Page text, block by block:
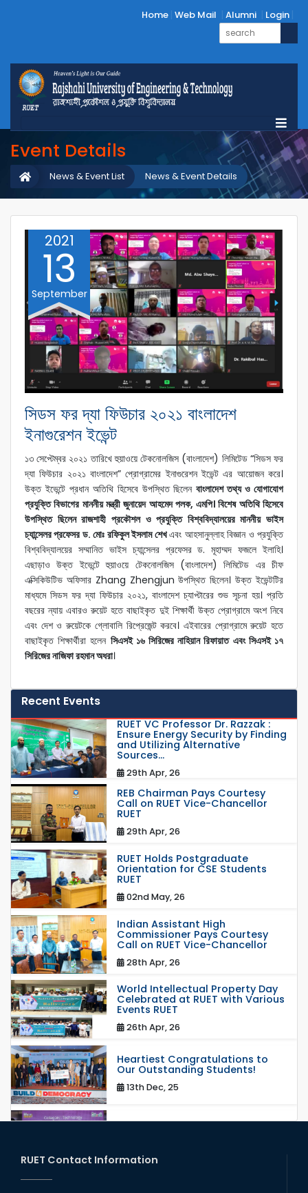
Home Web Mail Alumni Login
Event Details
News & Event Details
News & Event List
2021
13
September
সিডস ফর দ্যা ফিউচার ২০২১ বাংলাদেশ
ইনাগুরেশন ইভেন্ট
১৩ সেপ্টেম্বর ২০২১ তারিখে হুয়াওয়ে টেকনোলজিস (বাংলাদেশ) লিমিটেড “সিডস ফর
দ্যা ফিউচার ২০২১ বাংলাদেশ” প্রোগ্রামের ইনাগুরেশন ইভেন্ট এর আয়োজন করে।
উক্ত ইভেন্টে প্রধান অতিথি হিসেবে উপস্থিত ছিলেনবাংলাদেশ তথ্য ও যোগাযোগ
প্রযুক্তি বিভাগের মাননীয় মন্ত্রী জুনায়েদ আহমেদ পলক, এমপি। বিশেষ অতিথি হিসেবে
উপস্থিত ছিলেন রাজশাহী প্রকৌশল ও প্রযুক্তি বিশ্ববিদ্যালয়ের মাননীয় ভাইস
চ্যান্সেলর প্রফেসর ড. মোঃ রফিকুল ইসলাম শেখএবং আহসানুল্লাহ বিজ্ঞান ও প্রযুক্তি
বিশ্ববিদ্যালয়ের সম্মানিত ভাইস চ্যান্সেলর প্রফেসর ড. মূহাম্মদ ফজলে ইলাহি।
এছাড়াও উক্ত ইভেন্টে হুয়াওয়ে টেকনোলজিস (বাংলাদেশ) লিমিটেড এর চীফ
এক্সিকিউটিভ অফিসার Zhang Zhengjun উপস্থিত ছিলেন। উক্ত ইভেন্টটির
মাধ্যমে সিডস ফর দ্যা ফিউচার ২০২১, বাংলাদেশ চ্যাপ্টারের শুভ সূচনা হয়। প্রতি
বছরের ন্যায় এবারও রুয়েট হতে বাছাইকৃত দুই শিক্ষার্থী উক্ত প্রোগ্রামে অংশ নিবে
এবং দেশ ও রুয়েটকে গ্লোবালি রিপ্রেজেন্ট করবে। এইবারের প্রোগ্রামে রুয়েট হতে
বাছাইকৃত শিক্ষার্থীরা হলেন সিএসই ১৬ সিরিজের নাহিয়ান রিফায়াত এবং সিএসই ১৭
সিরিজের নাজিফা রহমান অধরা।
Recent Events
RUET VC Professor Dr. Razzak :
Ensure Energy Security by Finding
and Utilizing Alternative
Sources...
29th Apr, 26
REB Chairman Pays Courtesy
Call on RUET Vice-Chancellor
RUET
29th Apr, 26
RUET Holds Postgraduate
Orientation for CSE Students
RUET
02nd May, 26
Indian Assistant High
Commissioner Pays Courtesy
Call on RUET Vice-Chancellor
28th Apr, 26
World Intellectual Property Day
Celebrated at RUET with Various
Events RUET
26th Apr, 26
Heartiest Congratulations to
Our Outstanding Students!
13th Dec, 25
Congratulations to Our Proud
20th Oct, 25
RUET Contact Information